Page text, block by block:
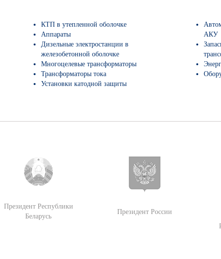
КТП в утепленной оболочке
Аппараты
Дизельные электростанции в
железобетонной оболочке
Многоцелевые трансформаторы
Трансформаторы тока
Установки катодной защиты
АКУ
Президент Республики
Беларусь
Президент России